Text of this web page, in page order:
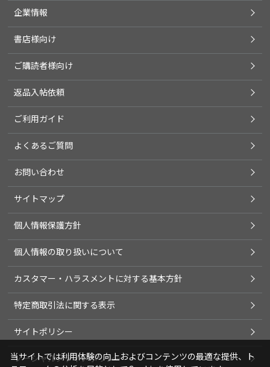
企業情報
書店様向け
ご購読者様向け
返品入帖依頼
ご利用ガイド
よくあるご質問
お問い合わせ
サイトマップ
個人情報保護方針
個人情報の取り扱いについて
カスタマー・ハラスメントに対する基本方針
特定商取引法に関する表示
サイトポリシー
ソーシャルメディアポリシー
当サイトでは利用体験の向上およびコンテンツの最適な提供、ト